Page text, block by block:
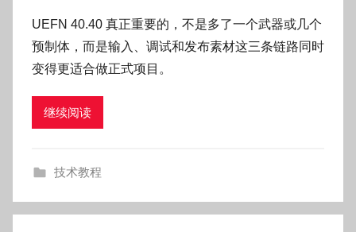
:
O
k
UEFN 40.40 真正重要的，不是多了一个武器或几个
预制体，而是输入、调试和发布素材这三条链路同时
变得更适合做正式项目。
继续阅读
技术教程